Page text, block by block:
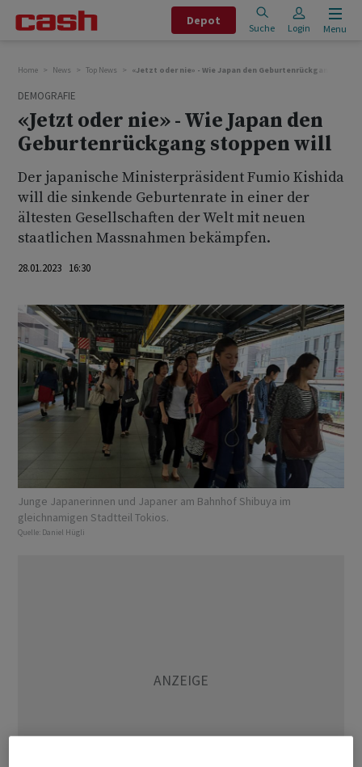
Depot
Suche Login Menu
Home News Top News «Jetzt oder nie» - Wie Japan den Geburtenrückgang
DEMOGRAFIE
«Jetzt oder nie» - Wie Japan den
Geburtenrückgang stoppen will
Der japanische Ministerpräsident Fumio Kishida
will die sinkende Geburtenrate in einer der
ältesten Gesellschaften der Welt mit neuen
staatlichen Massnahmen bekämpfen.
28.01.2023 16:30
Junge Japanerinnen und Japaner am Bahnhof Shibuya im
gleichnamigen Stadtteil Tokios.
Quelle: Daniel Hügli